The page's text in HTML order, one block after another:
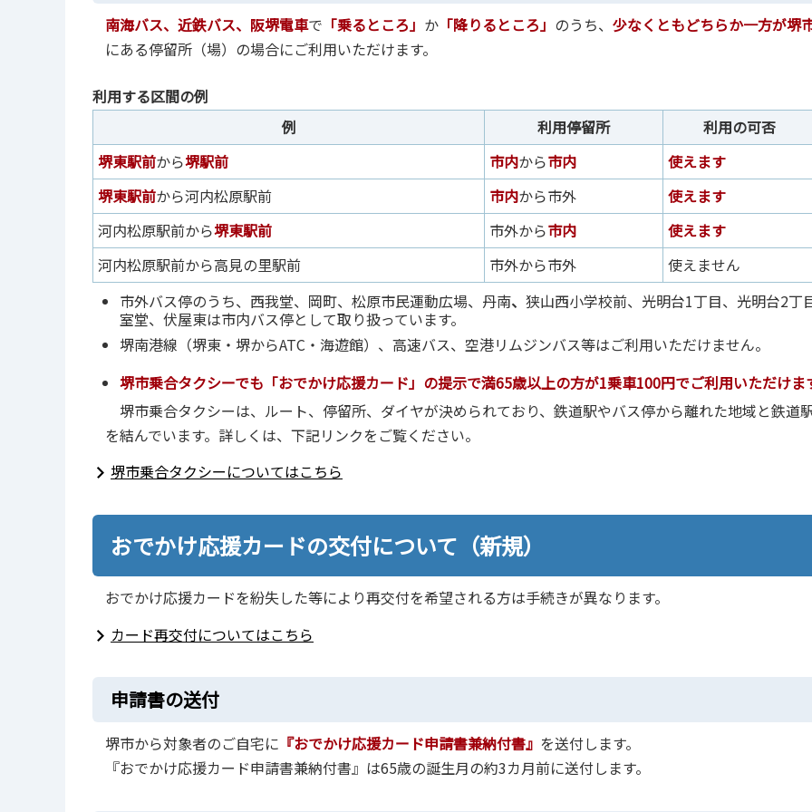
南海バス、近鉄バス、阪堺電車で 「乗るところ」 か「降りるところ」 のうち、 少なくともどちらか一方が堺
にある停留所（場）の場合にご利用いただけます。
利用する区間の例
例
利用停留所
利用の可否
堺東駅前から堺駅前 市内から市内
使えます
堺東駅前から河内松原駅前 市内から市外
使えます
河内松原駅前から堺東駅前 市外から市内
使えます
河内松原駅前から高見の里駅前
市外から市外
使えません
市外バス停のうち、西我堂、岡町、松原市民運動広場、丹南、 狭山西小学校前、光明台1丁目、光明台2丁
室堂、伏屋東は市内バス停として取り扱っています。
堺南港線（堺東・堺からATC・海遊館）、高速バス、空港リムジンバス等はご利用いただけません。
堺市乗合タクシーでも「おでかけ応援カード」の提示で満65歳以上の方が1乗車100円でご利用いただけま
堺市乗合タクシーは、ルート、停留所、ダイヤが決められており、鉄道駅やバス停から離れた地域と鉄道
を結んでいます。詳しくは、下記リンクをご覧ください。
堺市乗合タクシーについてはこちら
おでかけ応援カードの交付について（新規）
おでかけ応援カードを紛失した等により再交付を希望される方は手続きが異なります。
カード再交付についてはこちら
申請書の送付
堺市から対象者のご自宅に 『おでかけ応援カード申請書兼納付書』 を送付します。
『おでかけ応援カード申請書兼納付書』は65歳の誕生月の約3カ月前に送付します。